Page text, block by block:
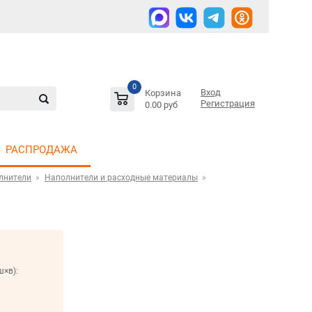
0
Корзина
0.00 руб
Вход
Регистрация
РАСПРОДАЖА
Наполнители и расходные материалы